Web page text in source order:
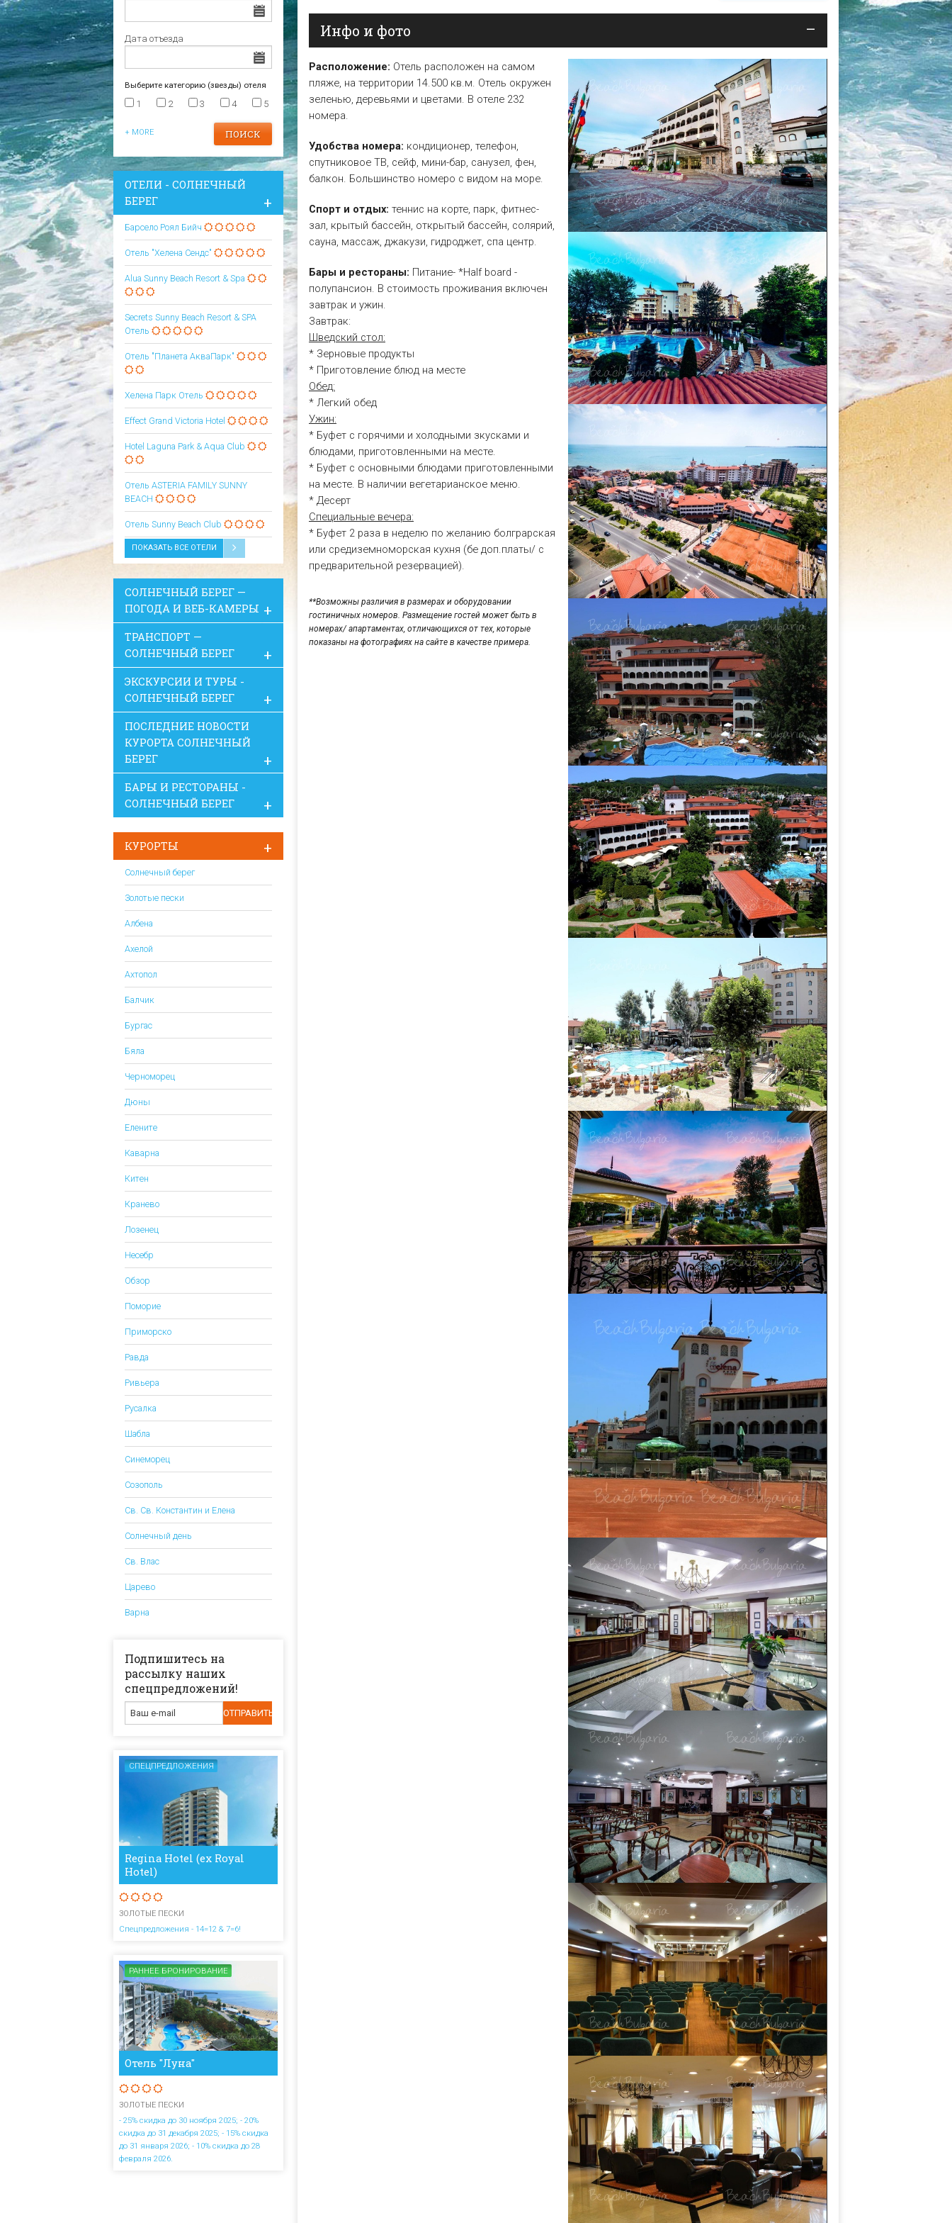
Варна
Отели в Царево
Отели в Варне
Инфо и фото
Расположение: Отель расположен на самом
пляже, на территории 14.500 кв.м. Отель окружен
зеленью, деревьями и цветами. В отеле 232
номера.
Удобства номера: кондиционер, телефон,
спутниковое ТВ, сейф, мини-бар, санузел, фен,
балкон. Большинство номеро с видом на море.
Спорт и отдых: теннис на корте, парк, фитнес-
зал, крытый бассейн, открытый бассейн, солярий,
сауна, массаж, джакузи, гидроджет, спа центр.
Бары и рестораны: Питание- *Half board -
полупансион. В стоимость проживания включен
завтрак и ужин.
Завтрак:
Шведский стол:
* Зерновые продукты
* Приготовление блюд на месте
Обед:
* Легкий обед
Ужин:
* Буфет с горячими и холодными зкусками и
блюдами, приготовленными на месте.
* Буфет с основными блюдами приготовленными
на месте. В наличии вегетарианское меню.
* Десерт
Специальные вечера:
* Буфет 2 раза в неделю по желанию болграрская
или средиземноморская кухня (бе доп.платы/ с
предварительной резервацией).
**Возможны различия в размерах и оборудовании
гостиничных номеров. Размещение гостей может быть в
номерах/ апартаментах, отличающихся от тех, которые
показаны на фотографиях на сайте в качестве примера.
Дата отъезда
Выберите категорию (звезды) отеля
1 2 3 4 5
+ MORE
ОТЕЛИ - СОЛНЕЧНЫЙ
БЕРЕГ
Барсело Роял Бийч
Отель "Хелена Сендс"
Alua Sunny Beach Resort & Spa
Secrets Sunny Beach Resort & SPA
Отель
Отель "Планета АкваПарк"
Хелена Парк Отель
Effect Grand Victoria Hotel
Hotel Laguna Park & Aqua Club
Oтель ASTERIA FAMILY SUNNY
BEACH
Oтель Sunny Beach Club
ПОКАЗАТЬ ВСЕ ОТЕЛИ
СОЛНЕЧНЫЙ БЕРЕГ —
ПОГОДА И ВЕБ-КАМЕРЫ
ТРАНСПОРТ —
СОЛНЕЧНЫЙ БЕРЕГ
ЭКСКУРСИИ И ТУРЫ -
СОЛНЕЧНЫЙ БЕРЕГ
ПОСЛЕДНИЕ НОВОСТИ
КУРОРТА СОЛНЕЧНЫЙ
БЕРЕГ
БАРЫ И РЕСТОРАНЫ -
СОЛНЕЧНЫЙ БЕРЕГ
КУРОРТЫ
Солнечный берег
Золотые пески
Албена
Ахелой
Ахтопол
Балчик
Бургас
Бяла
Черноморец
Дюны
Елените
Каварна
Китен
Кранево
Лозенец
Несебр
Обзор
Поморие
Приморско
Равда
Ривьера
Русалка
Шабла
Синеморец
Созополь
Св. Св. Константин и Елена
Солнечный день
Св. Влас
Царево
Варна
Подпишитесь на
рассылку наших
спецпредложений!
СПЕЦПРЕДЛОЖЕНИЯ
Regina Hotel (ex Royal
Hotel)
ЗОЛОТЫЕ ПЕСКИ
Спецпредложения - 14=12 & 7=6!
РАННЕЕ БРОНИРОВАНИЕ
Отель "Луна"
ЗОЛОТЫЕ ПЕСКИ
- 25% скидка до 30 ноября 2025; - 20%
скидка до 31 декабря 2025; - 15% скидка
до 31 января 2026; - 10% скидка до 28
февраля 2026.